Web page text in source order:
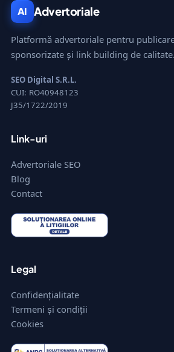
AI Advertoriale
Platformă advertoriale pentru
sponsorizate și link building de calitate.
SEO Digital S.R.L.
CUI: RO40948123
J35/1722/2019
Link-uri
Advertoriale SEO
Blog
Contact
Legal
Confidențialitate
Termeni și condiții
Cookies